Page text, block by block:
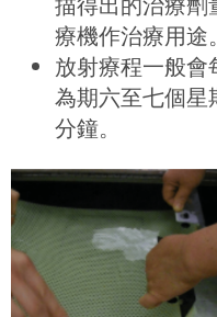
療機作治療用途。
放射療程一般會
為期六至七個星
分鐘。